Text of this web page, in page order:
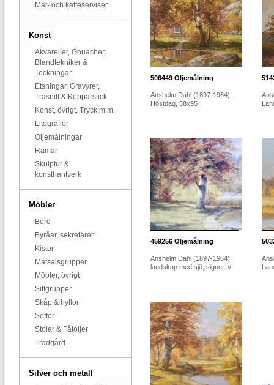
Mat- och kaffeserviser
Konst
Akvareller, Gouacher,
Blandtekniker &
Teckningar
Etsningar, Gravyrer,
Träsnitt & Kopparstick
Konst, övrigt, Tryck m.m.
Litografier
Oljemålningar
Ramar
Skulptur &
konsthantverk
Möbler
Bord
Byråar, sekretärer
Kistor
Matsalsgrupper
Möbler, övrigt
Sittgrupper
Skåp & hyllor
Soffor
Stolar & Fåtöljer
Trädgård
Silver och metall
506449 Oljemålning
Anshelm Dahl (1897-1964),
Höstdag, 58x95
459256 Oljemålning
Anshelm Dahl (1897-1964),
landskap med sjö, signer..//